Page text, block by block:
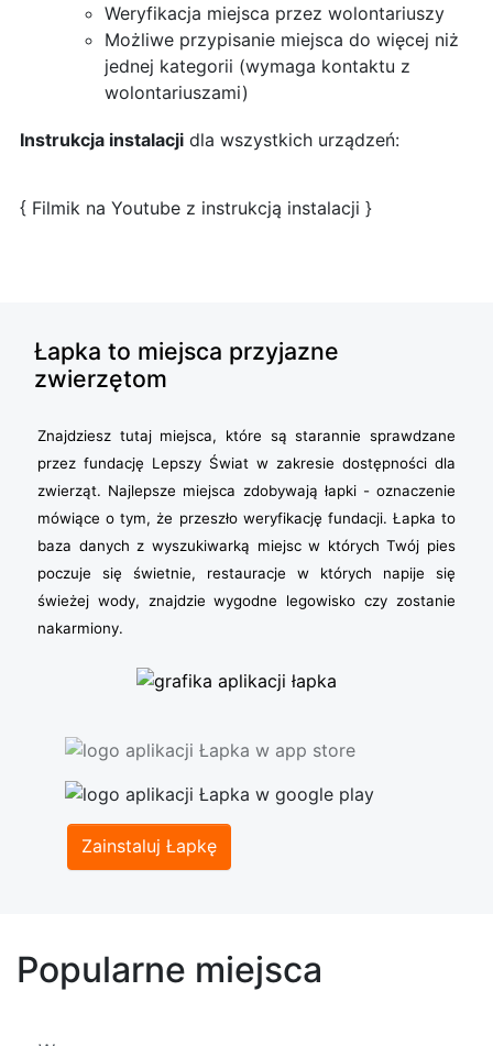
Weryfikacja miejsca przez wolontariuszy
Możliwe przypisanie miejsca do więcej niż
jednej kategorii (wymaga kontaktu z
wolontariuszami)
Instrukcja instalacji dla wszystkich urządzeń:
{ Filmik na Youtube z instrukcją instalacji }
Łapka to miejsca przyjazne
zwierzętom
Znajdziesz tutaj miejsca, które są starannie sprawdzane
przez fundację Lepszy Świat w zakresie dostępności dla
zwierząt. Najlepsze miejsca zdobywają łapki - oznaczenie
mówiące o tym, że przeszło weryfikację fundacji. Łapka to
baza danych z wyszukiwarką miejsc w których Twój pies
poczuje się świetnie, restauracje w których napije się
świeżej wody, znajdzie wygodne legowisko czy zostanie
nakarmiony.
Zainstaluj Łapkę
Popularne miejsca